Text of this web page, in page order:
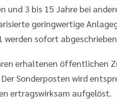
und 3 bis 15 Jahre bei
geringwertige
sofort
erhaltenen öffentlichen
Sonderposten wird
ertragswirksam aufgelöst.